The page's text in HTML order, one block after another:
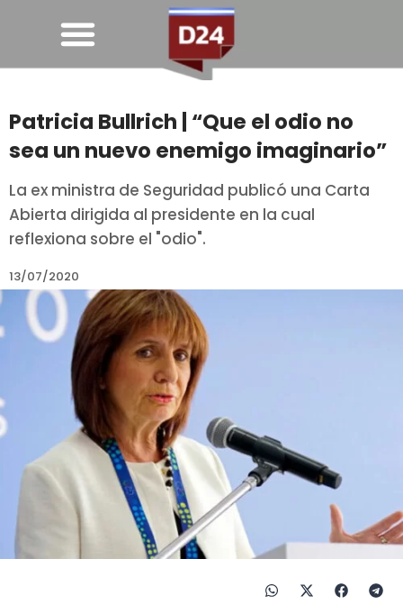
Patricia Bullrich | “Que el odio no
sea un nuevo enemigo imaginario”
La ex ministra de Seguridad publicó una Carta
Abierta dirigida al presidente en la cual
reflexiona sobre el "odio".
13/07/2020